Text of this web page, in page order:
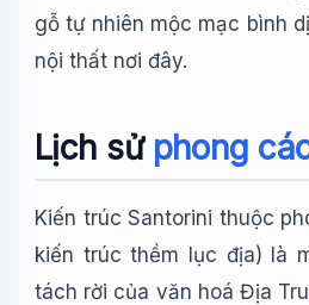
gỗ tự nhiên mộc mạc bình
nội thất nơi đây.
Lịch sử phong
Kiến trúc Santorini thuộc
kiến trúc thềm lục địa) là
tách rời của văn hoá Địa
🤖Wiki Trợ Lý
Sẵn sàng hỗ trợ
Tôi là trợ lý AI của
về các